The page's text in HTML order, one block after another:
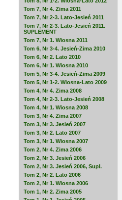
Tom 7, Nr 4. Zima 2011
Tom 7, Nr 2-3. Lato-Jesień 2011
Tom 7, Nr 2-3. Lato-Jesień 2011.
SUPLEMENT
Tom 7, Nr 1. Wiosna 2011
Tom 6, Nr 3-4. Jesień-Zima 2010
Tom 6, Nr 2. Lato 2010
Tom 6, Nr 1. Wiosna 2010
Tom 5, Nr 3-4. Jesień-Zima 2009
Tom 5, Nr 1-2. Wiosna-Lato 2009
Tom 4, Nr 4. Zima 2008
Tom 4, Nr 2-3. Lato-Jesień 2008
Tom 4, Nr 1. Wiosna 2008
Tom 3, Nr 4. Zima 2007
Tom 3, Nr 3. Jesień 2007
Tom 3, Nr 2. Lato 2007
Tom 3, Nr 1. Wiosna 2007
Tom 2, Nr 4. Zima 2006
Tom 2, Nr 3. Jesień 2006
Tom 2, Nr 3. Jesień 2006, Supl.
Tom 2, Nr 2. Lato 2006
Tom 2, Nr 1. Wiosna 2006
Tom 1, Nr 2. Zima 2005